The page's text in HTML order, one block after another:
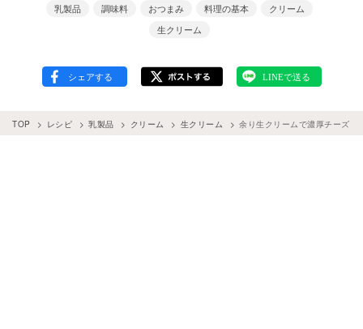
乳製品 調味料 おつまみ 料理の基本
クリーム
生クリーム
TOP レシピ 乳製品 クリーム 生クリーム 余り生クリームで濃厚チーズ